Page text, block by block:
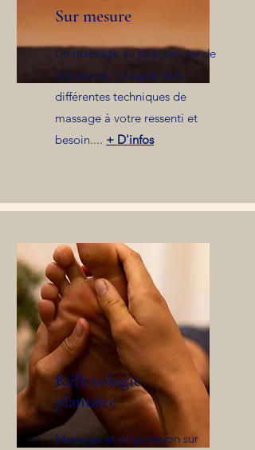
Sur mesure
Un massage au plus proche de
vos envies, j’adapte mes
différentes techniques de
massage à votre ressenti et
besoin.... + D'infos
Réflexologie
plantaire
Massage et acupression sur